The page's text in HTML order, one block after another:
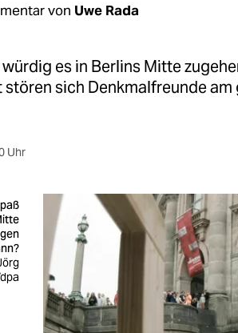
von Uwe Rada
es in Berlins Mitte
sich Denkmalfreunde
Uhr